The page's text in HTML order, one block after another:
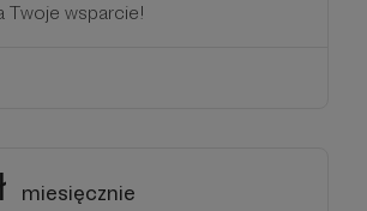
Twoje wsparcie!
miesięcznie